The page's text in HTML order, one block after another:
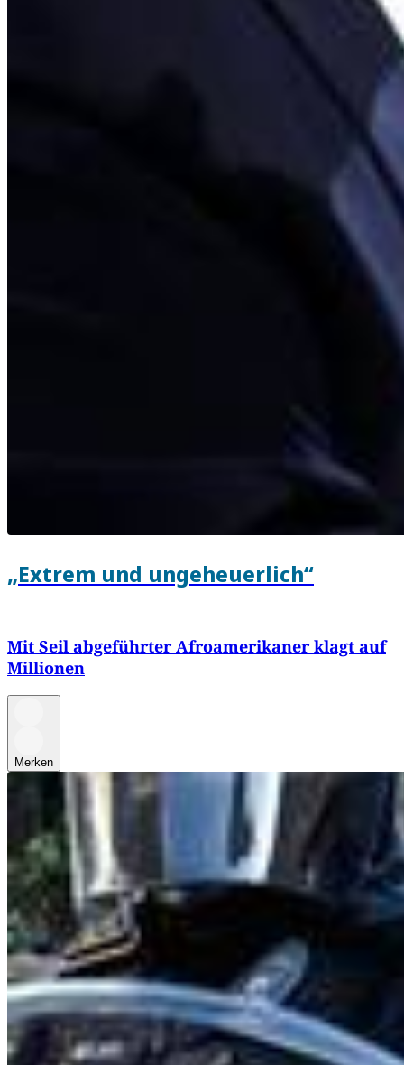
„Extrem und ungeheuerlich“
Mit Seil abgeführter Afroamerikaner klagt auf
Millionen
Merken